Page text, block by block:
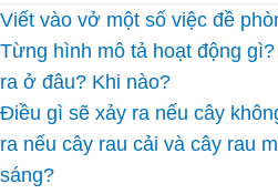
Viết vào vở một số việc đề
Từng hình mô tả hoạt động
ra ở đâu? Khi nào?
Điều gì sẽ xảy ra nếu cây
ra nếu cây rau cải và cây rau
sáng?